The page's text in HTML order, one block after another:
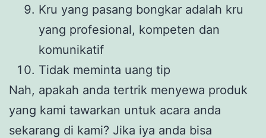
Kru yang pasang bongkar adalah kru
yang profesional, kompeten dan
komunikatif
Tidak meminta uang tip
Nah, apakah anda tertrik menyewa produk
yang kami tawarkan untuk acara anda
sekarang di kami? Jika iya anda bisa